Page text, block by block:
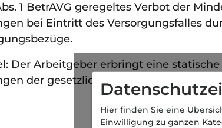
1 BetrAVG geregeltes Verbot der
bei Eintritt des Versorgungsfalles
Der Arbeitgeber erbringt eine
der gesetzlichen
Hier finden Sie eine
Einwilligung zu ganzen